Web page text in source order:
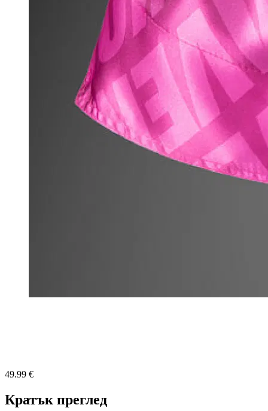
49.99 €
Кратък преглед